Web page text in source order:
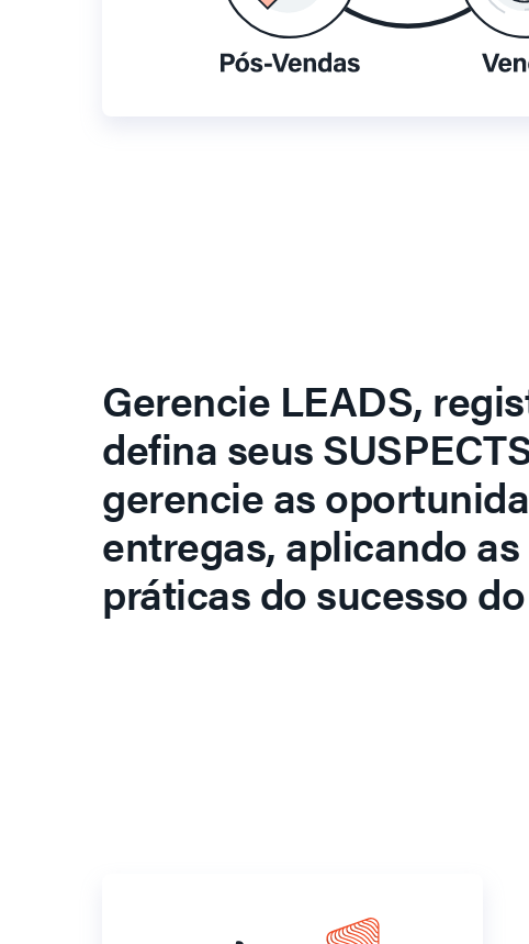
Gerencie LEADS,
defina seus
gerencie as
entregas, aplicando
práticas do sucesso